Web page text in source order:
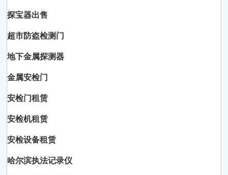
探宝器出售
超市防盗检测门
地下金属探测器
金属安检门
安检门租赁
安检机租赁
安检设备租赁
哈尔滨执法记录仪